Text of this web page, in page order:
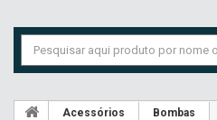
Acessórios Bombas